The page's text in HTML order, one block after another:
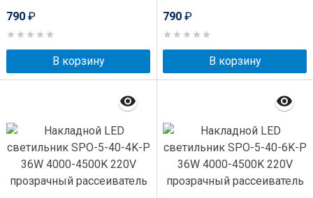
790 ₽
В корзину
790 ₽
В корзину